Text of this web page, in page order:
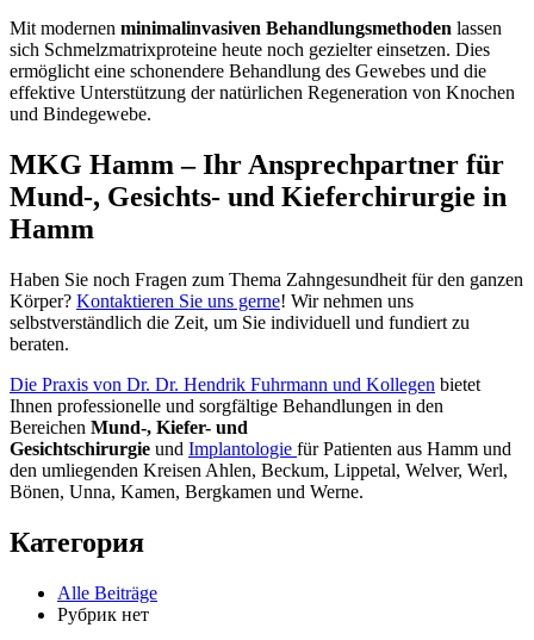
Mit modernen minimalinvasiven Behandlungsmethoden lassen
sich Schmelzmatrixproteine heute noch gezielter einsetzen. Dies
ermöglicht eine schonendere Behandlung des Gewebes und die
effektive Unterstützung der natürlichen Regeneration von Knochen
und Bindegewebe.
MKG Hamm – Ihr Ansprechpartner für
Mund-, Gesichts- und Kieferchirurgie in
Hamm
Haben Sie noch Fragen zum Thema Zahngesundheit für den ganzen
Körper? Kontaktieren Sie uns gerne! Wir nehmen uns
selbstverständlich die Zeit, um Sie individuell und fundiert zu
beraten.
Die Praxis von Dr. Dr. Hendrik Fuhrmann und Kollegen bietet
Ihnen professionelle und sorgfältige Behandlungen in den
Bereichen Mund-, Kiefer- und
Gesichtschirurgie und Implantologie für Patienten aus Hamm und
den umliegenden Kreisen Ahlen, Beckum, Lippetal, Welver, Werl,
Bönen, Unna, Kamen, Bergkamen und Werne.
Категория
Alle Beiträge
Рубрик нет